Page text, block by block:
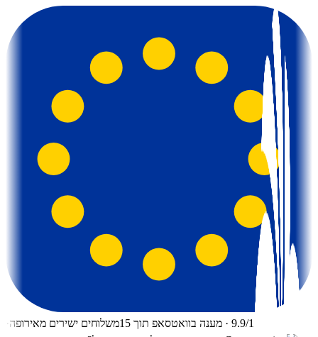
משלוחים ישירים מאירופה·
⭐ 9.9/10 · מענה בוואטסאפ תוך 15